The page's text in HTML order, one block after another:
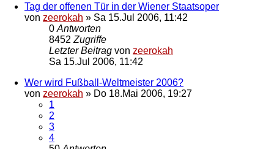
Tag der offenen Tür in der Wiener Staatsoper
von zeerokah » Sa 15.Jul 2006, 11:42
0 Antworten
8452 Zugriffe
Letzter Beitrag von zeerokah
Sa 15.Jul 2006, 11:42
Wer wird Fußball-Weltmeister 2006?
von zeerokah » Do 18.Mai 2006, 19:27
1
2
3
4